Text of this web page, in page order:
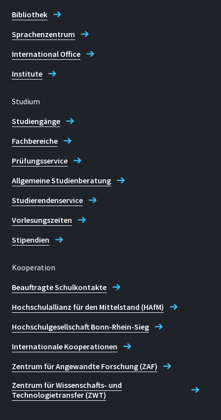
Bibliothek
Sprachenzentrum
International Office
Institute
Studium
Studiengänge
Fachbereiche
Prüfungsservice
Allgemeine Studienberatung
Studierendenservice
Vorlesungszeiten
Stipendien
Kooperation
Beauftragte Schulkontakte
Hochschulallianz für den Mittelstand (HAfM)
Hochschulgesellschaft Bonn-Rhein-Sieg
Internationale Kooperationen
Zentrum für Angewandte Forschung (ZAF)
Zentrum für Wissenschafts- und
Technologietransfer (ZWT)